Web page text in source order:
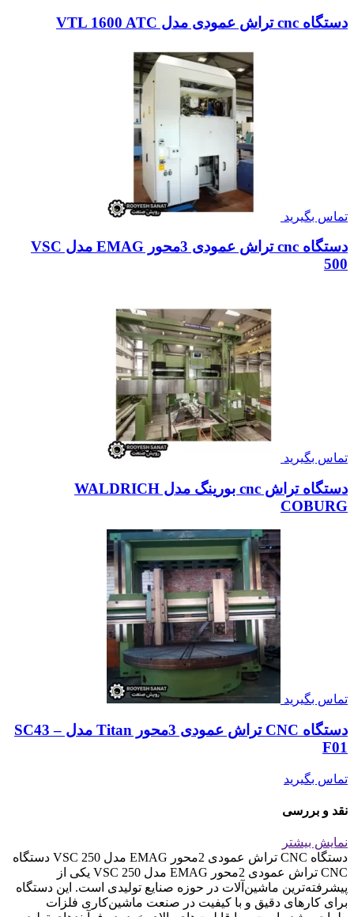
دستگاه cnc تراش عمودی مدل VTL 1600 ATC
تماس بگیرید
دستگاه cnc تراش عمودی 3محور EMAG مدل VSC
500
تماس بگیرید
دستگاه تراش cnc بورینگ مدل WALDRICH
COBURG
تماس بگیرید
دستگاه CNC تراش عمودی 3محور Titan مدل SC43 –
F01
تماس بگیرید
نقد و بررسی
نمایش بیشتر
دستگاه CNC تراش عمودی 2محور EMAG مدل VSC 250 دستگاه
CNC تراش عمودی 2محور EMAG مدل VSC 250 یکی از
پیشرفته‌ترین ماشین‌آلات در حوزه صنایع تولیدی است. این دستگاه
برای کارهای دقیق و با کیفیت در صنعت ماشین‌کاری فلزات